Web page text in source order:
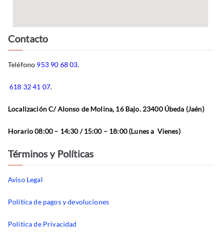
Contacto
Teléfono 953 90 68 03.
618 32 41 07.
Localización C/ Alonso de Molina, 16 Bajo. 23400 Úbeda (Jaén)
Horario 08:00 – 14:30 / 15:00 – 18:00 (Lunes a Vienes)
Términos y Políticas
Aviso Legal
Política de pagos y devoluciones
Política de Privacidad